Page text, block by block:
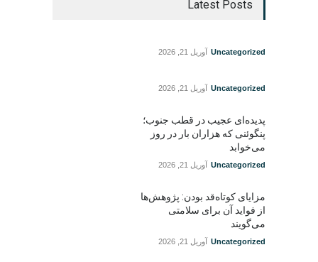
Latest Posts
Uncategorized آوریل 21, 2026
Uncategorized آوریل 21, 2026
پدیده‌ای عجیب در قطب جنوب؛
پنگوئنی که هزاران بار در روز
می‌خوابد
Uncategorized آوریل 21, 2026
مزایای کوتاه‌قد بودن: پژوهش‌ها
از فواید آن برای سلامتی
می‌گویند
Uncategorized آوریل 21, 2026